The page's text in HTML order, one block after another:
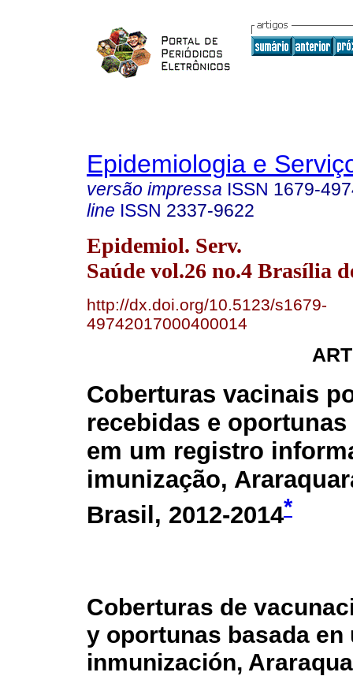
Epidemiologia e
versão impressa ISSN 1679-
line ISSN 2337-9622
Epidemiol. Serv.
Saúde vol.26 no.4 Brasília
http://dx.doi.org/10.5123/s1679-
49742017000400014
Coberturas vacinais
recebidas e
em um registro
imunização,
Brasil, 2012-2014*
Coberturas de
y oportunas basada
inmunización,